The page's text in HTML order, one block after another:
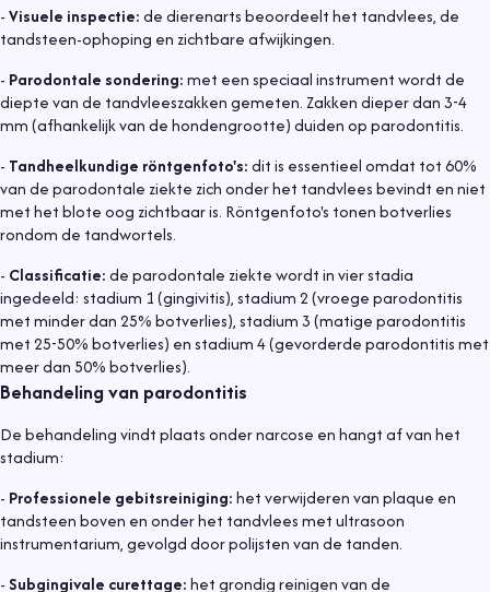
-Visuele inspectie:de dierenarts beoordeelt het tandvlees, de
tandsteen-ophoping en zichtbare afwijkingen.
- Parodontale sondering:met een speciaal instrument wordt de
diepte van de tandvleeszakken gemeten. Zakken dieper dan 3-4
mm (afhankelijk van de hondengrootte) duiden op parodontitis.
- Tandheelkundige röntgenfoto's:dit is essentieel omdat tot 60%
van de parodontale ziekte zich onder het tandvlees bevindt en niet
met het blote oog zichtbaar is. Röntgenfoto's tonen botverlies
rondom de tandwortels.
- Classificatie:de parodontale ziekte wordt in vier stadia
ingedeeld: stadium 1 (gingivitis), stadium 2 (vroege parodontitis
met minder dan 25% botverlies), stadium 3 (matige parodontitis
met 25-50% botverlies) en stadium 4 (gevorderde parodontitis met
meer dan 50% botverlies).
Behandeling van parodontitis
De behandeling vindt plaats onder narcose en hangt af van het
stadium:
- Professionele gebitsreiniging:het verwijderen van plaque en
tandsteen boven en onder het tandvlees met ultrasoon
instrumentarium, gevolgd door polijsten van de tanden.
- Subgingivale curettage:het grondig reinigen van de